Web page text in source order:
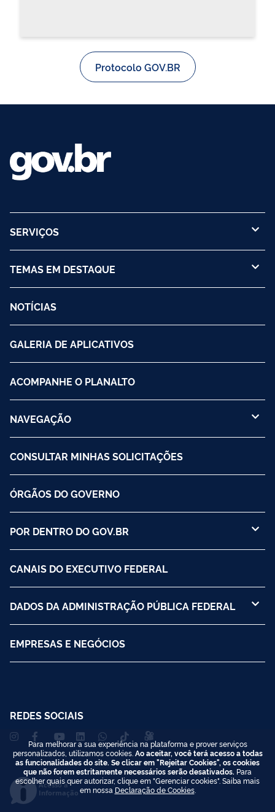
Protocolo GOV.BR
SERVIÇOS
TEMAS EM DESTAQUE
NOTÍCIAS
GALERIA DE APLICATIVOS
ACOMPANHE O PLANALTO
NAVEGAÇÃO
CONSULTAR MINHAS SOLICITAÇÕES
ÓRGÃOS DO GOVERNO
POR DENTRO DO GOV.BR
CANAIS DO EXECUTIVO FEDERAL
DADOS DA ADMINISTRAÇÃO PÚBLICA FEDERAL
EMPRESAS E NEGÓCIOS
REDES SOCIAIS
Acesso à
Informação
Para melhorar a sua experiência na plataforma e prover serviços
personalizados, utilizamos cookies. Ao aceitar, você terá acesso a todas
as funcionalidades do site. Se clicar em "Rejeitar Cookies", os cookies
que não forem estritamente necessários serão desativados. Para
escolher quais quer autorizar, clique em "Gerenciar cookies". Saiba mais
em nossa Declaração de Cookies.